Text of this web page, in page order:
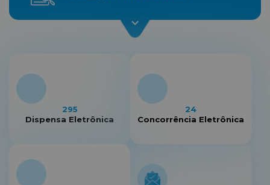
295
Dispensa Eletrônica
24
Concorrência Eletrônica